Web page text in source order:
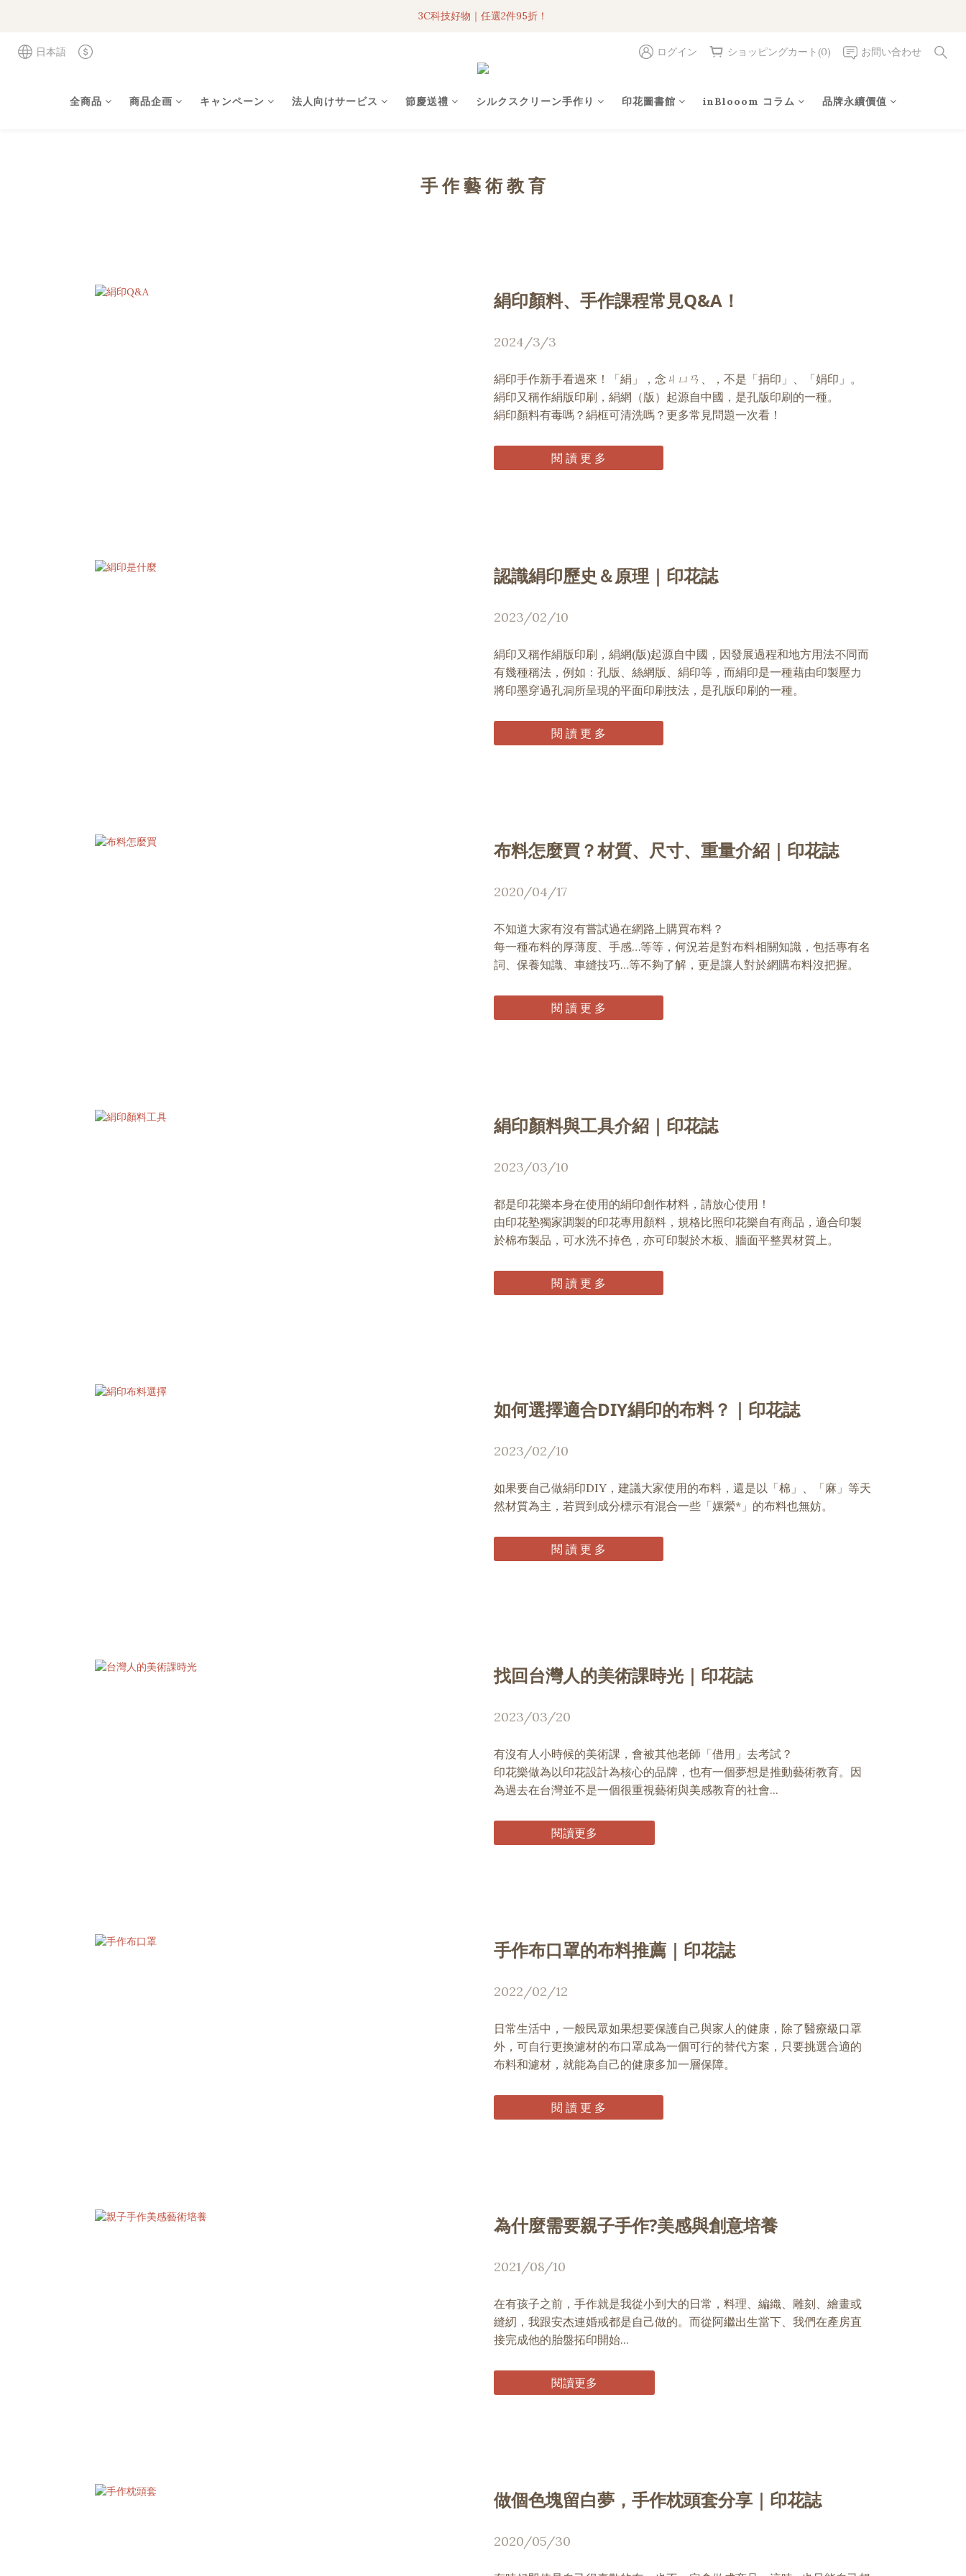
3C科技好物｜任選2件95折！
3C科技好物｜任選2件95折！
日本語 ログイン ショッピングカート(0) お問い合わせ
全商品 商品企画 キャンペーン 法人向けサービス 節慶送禮 シルクスクリーン手作り 印花圖書館 inBlooom コラム 品牌永續價值
手 作 藝 術 教 育
絹印顏料、手作課程常見Q&A！
2024/3/3
絹印手作新手看過來！「絹」，念ㄐㄩㄢ、，不是「捐印」、「娟印」。
絹印又稱作絹版印刷，絹網（版）起源自中國，是孔版印刷的一種。
絹印顏料有毒嗎？絹框可清洗嗎？更多常見問題一次看！
閱 讀 更 多
認識絹印歷史＆原理｜印花誌
2023/02/10
絹印又稱作絹版印刷，絹網(版)起源自中國，因發展過程和地方用法不同而
有幾種稱法，例如：孔版、絲網版、絹印等，而絹印是一種藉由印製壓力
將印墨穿過孔洞所呈現的平面印刷技法，是孔版印刷的一種。
閱 讀 更 多
布料怎麼買？材質、尺寸、重量介紹｜印花誌
2020/04/17
不知道大家有沒有嘗試過在網路上購買布料？
每一種布料的厚薄度、手感…等等，何況若是對布料相關知識，包括專有名
詞、保養知識、車縫技巧…等不夠了解，更是讓人對於網購布料沒把握。
閱 讀 更 多
絹印顏料與工具介紹｜印花誌
2023/03/10
都是印花樂本身在使用的絹印創作材料，請放心使用！
由印花塾獨家調製的印花專用顏料，規格比照印花樂自有商品，適合印製
於棉布製品，可水洗不掉色，亦可印製於木板、牆面平整異材質上。
閱 讀 更 多
如何選擇適合DIY絹印的布料？｜印花誌
2023/02/10
如果要自己做絹印DIY，建議大家使用的布料，還是以「棉」、「麻」等天
然材質為主，若買到成分標示有混合一些「嫘縈*」的布料也無妨。
閱 讀 更 多
找回台灣人的美術課時光｜印花誌
2023/03/20
有沒有人小時候的美術課，會被其他老師「借用」去考試？
印花樂做為以印花設計為核心的品牌，也有一個夢想是推動藝術教育。因
為過去在台灣並不是一個很重視藝術與美感教育的社會...
閱讀更多
手作布口罩的布料推薦｜印花誌
2022/02/12
日常生活中，一般民眾如果想要保護自己與家人的健康，除了醫療級口罩
外，可自行更換濾材的布口罩成為一個可行的替代方案，只要挑選合適的
布料和濾材，就能為自己的健康多加一層保障。
閱 讀 更 多
為什麼需要親子手作?美感與創意培養
2021/08/10
在有孩子之前，手作就是我從小到大的日常，料理、編織、雕刻、繪畫或
縫紉，我跟安杰連婚戒都是自己做的。而從阿繼出生當下、我們在產房直
接完成他的胎盤拓印開始...
閱讀更多
做個色塊留白夢，手作枕頭套分享｜印花誌
2020/05/30